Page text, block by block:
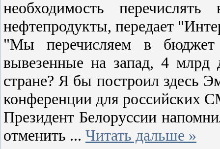
необходимость
нефтепродукты, передает
"Мы перечисляем в бюджет
вывезенные на запад, 4
стране? Я бы построил здесь
конференции для российских
Президент Белоруссии
отменить ... Читать дальше »